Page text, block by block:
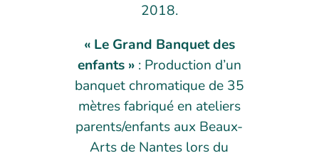
2018.
« Le Grand Banquet des
enfants »: Production d’un
banquet chromatique de 35
mètres fabriqué en ateliers
parents/enfants aux Beaux-
Arts de Nantes lors du